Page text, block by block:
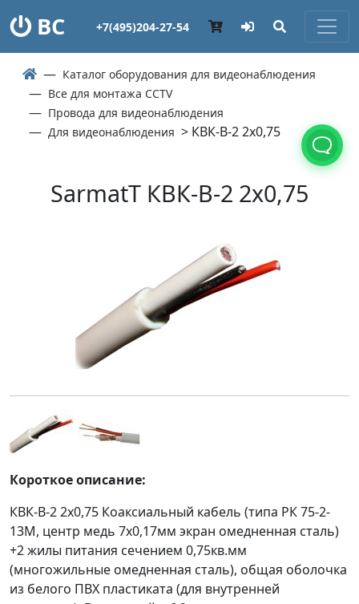
ВС +7(495)204-27-54
Каталог оборудования для видеонаблюдения
Все для монтажа CCTV
Провода для видеонаблюдения
Для видеонаблюдения > КВК-В-2 2х0,75
SarmatT КВК-В-2 2х0,75
Короткое описание:
КВК-В-2 2х0,75 Коаксиальный кабель (типа РК 75-2-
13М, центр медь 7х0,17мм экран омедненная сталь)
+2 жилы питания сечением 0,75кв.мм
(многожильные омедненная сталь), общая оболочка
из белого ПВХ пластиката (для внутренней